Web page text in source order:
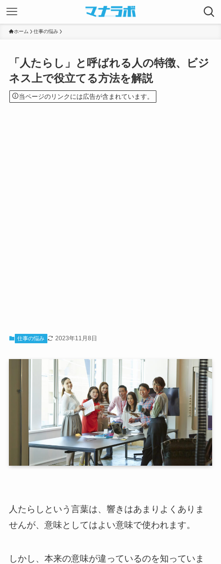
ホーム 仕事の悩み
「人たらし」と呼ばれる人の特徴、ビジ
ネス上で役立てる方法を解説
当ページのリンクには広告が含まれています。
仕事の悩み 2023年11月8日
人たらしという言葉は、響きはあまりよくありま
せんが、意味としてはよい意味で使われます。
しかし、本来の意味が違っているのを知っていま